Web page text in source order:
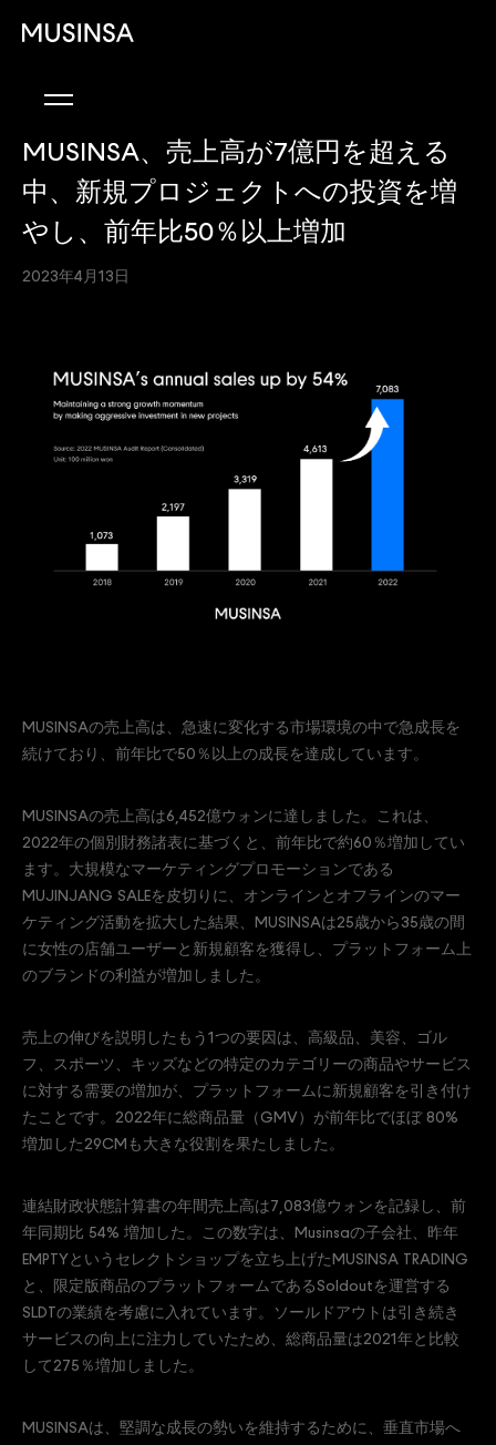
MUSINSA、売上高が7億円を超える
中、新規プロジェクトへの投資を増
やし、前年比50％以上増加
2023年4月13日
MUSINSAの売上高は、急速に変化する市場環境の中で急成長を
続けており、前年比で50％以上の成長を達成しています。
MUSINSAの売上高は6,452億ウォンに達しました。これは、
2022年の個別財務諸表に基づくと、前年比で約60％増加してい
ます。大規模なマーケティングプロモーションである
MUJINJANG SALEを皮切りに、オンラインとオフラインのマー
ケティング活動を拡大した結果、MUSINSAは25歳から35歳の間
に女性の店舗ユーザーと新規顧客を獲得し、プラットフォーム上
のブランドの利益が増加しました。
売上の伸びを説明したもう1つの要因は、高級品、美容、ゴル
フ、スポーツ、キッズなどの特定のカテゴリーの商品やサービス
に対する需要の増加が、プラットフォームに新規顧客を引き付け
たことです。2022年に総商品量（GMV）が前年比でほぼ 80%
増加した29CMも大きな役割を果たしました。
連結財政状態計算書の年間売上高は7,083億ウォンを記録し、前
年同期比 54% 増加した。この数字は、Musinsaの子会社、昨年
EMPTYというセレクトショップを立ち上げたMUSINSA TRADING
と、限定版商品のプラットフォームであるSoldoutを運営する
SLDTの業績を考慮に入れています。ソールドアウトは引き続き
サービスの向上に注力していたため、総商品量は2021年と比較
して275％増加しました。
MUSINSAは、堅調な成長の勢いを維持するために、垂直市場へ